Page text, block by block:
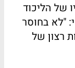
של הליכוד
"לא בחוסר
רצון של